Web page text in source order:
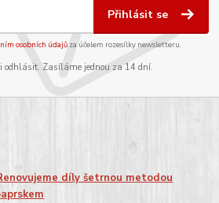
Přihlásit se
osobních údajůza účelem rozesílky newsletteru.
odhlásit. Zasíláme jednou za 14 dní.
díly šetrnou metodou